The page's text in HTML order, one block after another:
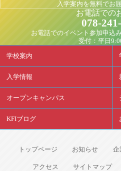
入学案内を無料でお
お電話での
078-
お電話でのイベント参加申込
受付：平日
学校案内
入学情報
オープンキャンパス
KFIブログ
トップページ お知らせ 企
アクセス サイトマップ